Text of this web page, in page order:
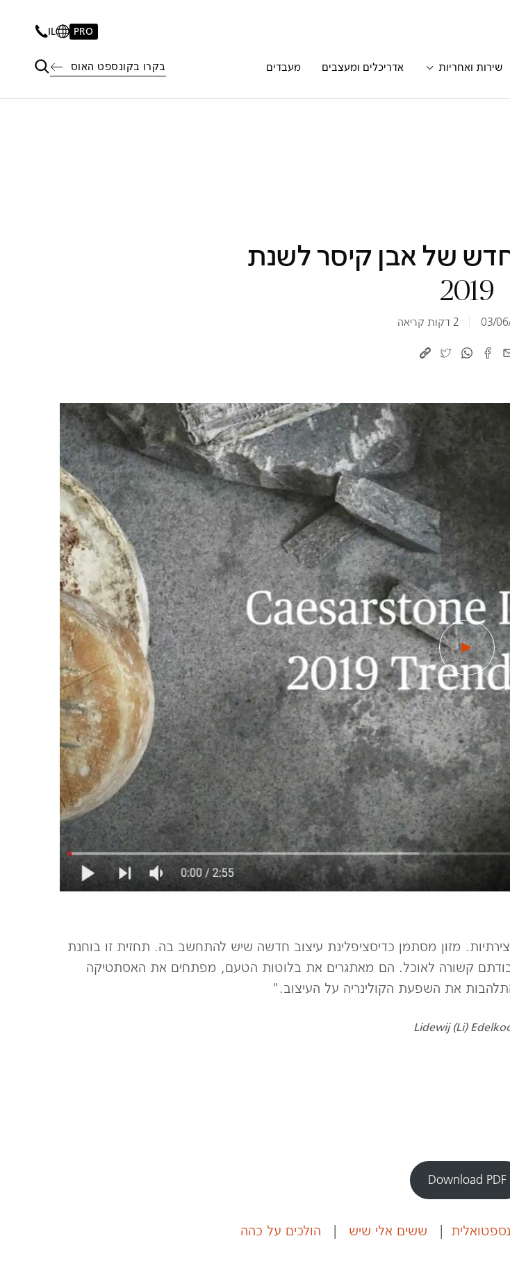
PRO
IL
שירות ואחריות אדריכלים ומעצבים מעבדים בקרו בקונספט האוס
של אבן קיסר לשנת
2019
03/ 2 דקות קריאה
מזון מסתמן כדיסציפלינת עיצוב חדשה שיש להתחשב בה. תחזית זו בוחנת
קשורה לאוכל. הם מאתגרים את בלוטות הטעם, מפתחים את האסתטיקה
את השפעת הקולינריה על העיצוב."
Lidewij (Li)
Download PDF
| ששים אלי שיש | הולכים על כהה